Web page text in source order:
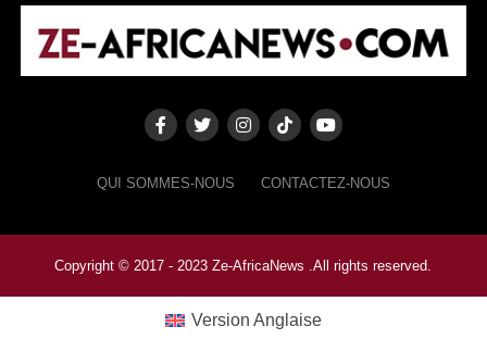
QUI SOMMES-NOUS CONTACTEZ-NOUS
Copyright © 2017 - 2023 Ze-AfricaNews .All rights reserved.
Version Anglaise